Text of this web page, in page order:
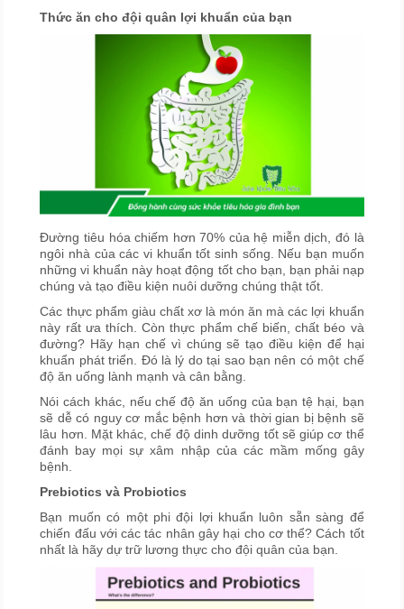
Thức ăn cho đội quân lợi khuẩn của bạn
Đường tiêu hóa chiếm hơn 70% của hệ miễn dịch, đó là
ngôi nhà của các vi khuẩn tốt sinh sống. Nếu bạn muốn
những vi khuẩn này hoạt động tốt cho bạn, bạn phải nạp
chúng và tạo điều kiện nuôi dưỡng chúng thật tốt.
Các thực phẩm giàu chất xơ là món ăn mà các lợi khuẩn
này rất ưa thích. Còn thực phẩm chế biến, chất béo và
đường? Hãy hạn chế vì chúng sẽ tạo điều kiện để hại
khuẩn phát triển. Đó là lý do tại sao bạn nên có một chế
độ ăn uống lành mạnh và cân bằng.
Nói cách khác, nếu chế độ ăn uống của bạn tệ hại, bạn
sẽ dễ có nguy cơ mắc bệnh hơn và thời gian bị bệnh sẽ
lâu hơn. Mặt khác, chế độ dinh dưỡng tốt sẽ giúp cơ thể
đánh bay mọi sự xâm nhập của các mầm mống gây
bệnh.
Prebiotics và Probiotics
Bạn muốn có một phi đội lợi khuẩn luôn sẵn sàng để
chiến đấu với các tác nhân gây hại cho cơ thể? Cách tốt
nhất là hãy dự trữ lương thực cho đội quân của bạn.